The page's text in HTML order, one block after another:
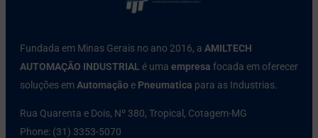
Fundada em Minas Gerais no ano 2016, a AMILTECH
AUTOMAÇÃO INDUSTRIAL é uma empresa focada em oferecer
soluções em Automação e Pneumatica para as Industrias.
Rua Quarenta e Dois, Nº 380, Tropical, Cotagem-MG
Phone: (31) 3353-5070